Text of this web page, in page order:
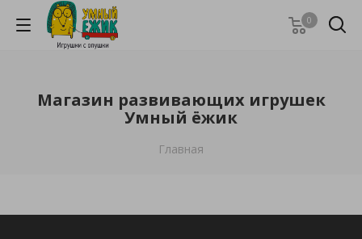
0
Магазин развивающих игрушек
Умный ёжик
Главная